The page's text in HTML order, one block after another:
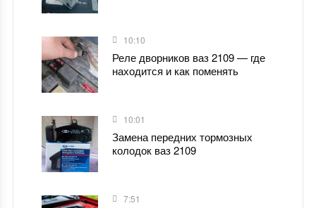
10:10
Реле дворников ваз 2109 — где
находится и как поменять
10:01
Замена передних тормозных
колодок ваз 2109
7:51